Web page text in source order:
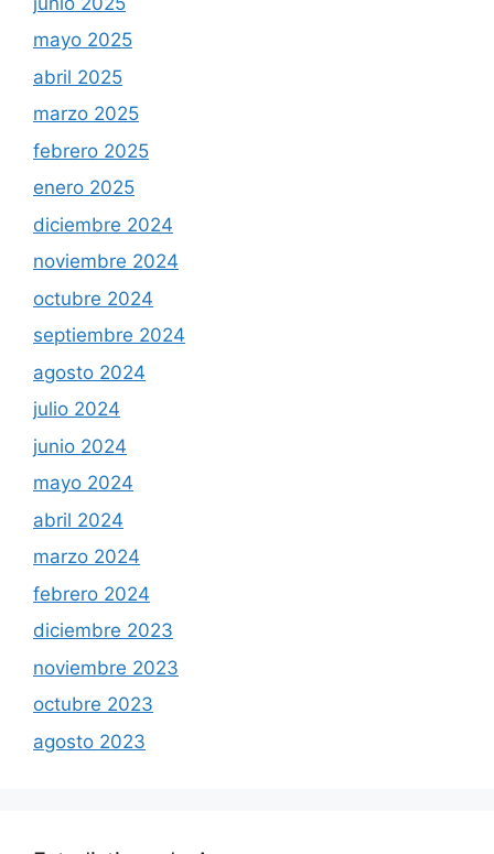
mayo 2025
abril 2025
marzo 2025
febrero 2025
enero 2025
diciembre 2024
noviembre 2024
octubre 2024
septiembre 2024
agosto 2024
julio 2024
junio 2024
mayo 2024
abril 2024
marzo 2024
febrero 2024
diciembre 2023
noviembre 2023
octubre 2023
agosto 2023